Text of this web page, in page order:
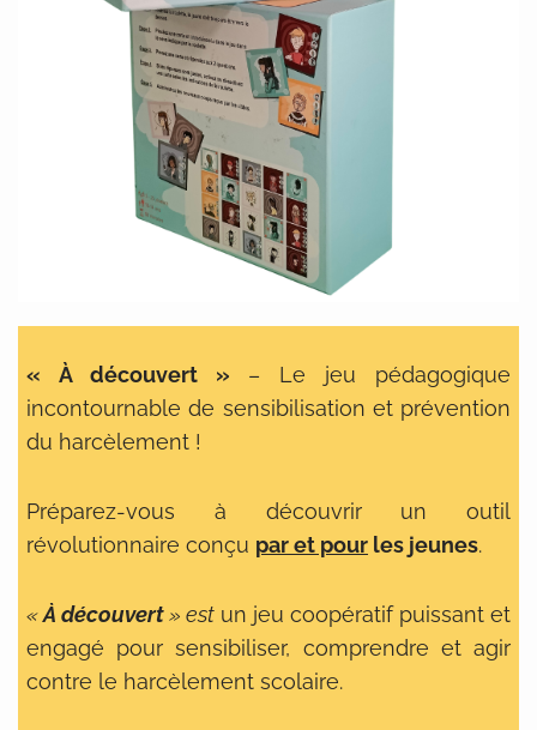
« À découvert » – Le jeu pédagogique
incontournable de sensibilisation et prévention
du harcèlement !
Préparez-vous à découvrir un outil
révolutionnaire conçu par et pour les jeunes.
«À découvert» est un jeu coopératif puissant et
engagé pour sensibiliser, comprendre et agir
contre le harcèlement scolaire.